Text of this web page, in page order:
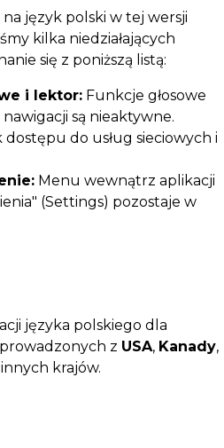
język polski w tej wersji
kilka niedziałających
się z poniższą listą:
i lektor: Funkcje głosowe
są nieaktywne.
dostępu do usług sieciowych i
Menu wewnątrz aplikacji
(Settings) pozostaje w
języka polskiego dla
z USA, Kanady,
krajów.